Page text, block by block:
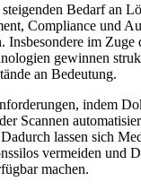
Bedarf an
Compliance und
Insbesondere im Zuge
gewinnen
an Bedeutung.
indem
Scannen
lassen sich
vermeiden und
machen.